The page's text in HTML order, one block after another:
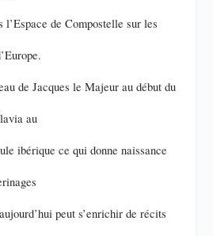
l’Espace de Compostelle sur les
de Jacques le Majeur au début du
au
ibérique ce qui donne naissance
peut s’enrichir de récits